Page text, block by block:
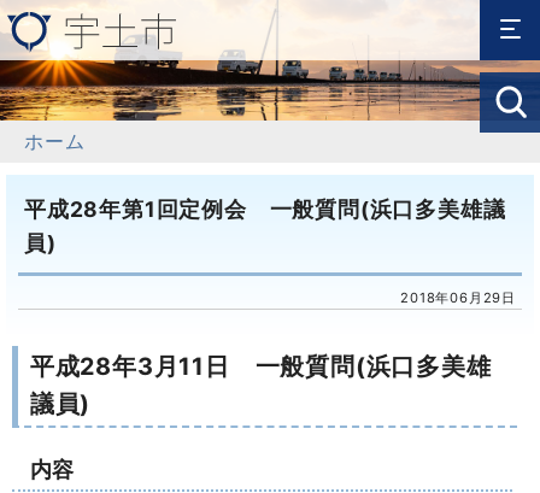
ホーム
平成28年第1回定例会 一般質問(浜口多美雄議
員)
2018年06月29日
平成28年3月11日 一般質問(浜口多美雄
議員)
内容